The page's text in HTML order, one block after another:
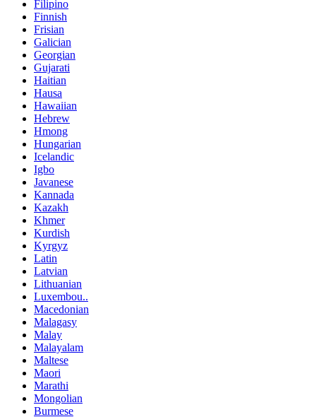
Filipino
Finnish
Frisian
Galician
Georgian
Gujarati
Haitian
Hausa
Hawaiian
Hebrew
Hmong
Hungarian
Icelandic
Igbo
Javanese
Kannada
Kazakh
Khmer
Kurdish
Kyrgyz
Latin
Latvian
Lithuanian
Luxembou..
Macedonian
Malagasy
Malay
Malayalam
Maltese
Maori
Marathi
Mongolian
Burmese